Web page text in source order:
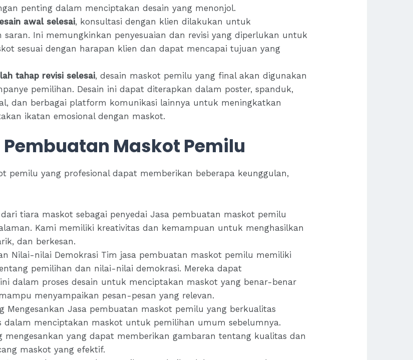
penting dalam menciptakan desain yang menonjol.
awal selesai, konsultasi dengan klien dilakukan untuk
Ini memungkinkan penyesuaian dan revisi yang diperlukan untuk
sesuai dengan harapan klien dan dapat mencapai tujuan yang
tahap revisi selesai, desain maskot pemilu yang final akan digunakan
pemilihan. Desain ini dapat diterapkan dalam poster, spanduk,
dan berbagai platform komunikasi lainnya untuk meningkatkan
ikatan emosional dengan maskot.
Maskot Pemilu
pemilu yang profesional dapat memberikan beberapa keunggulan,
tiara maskot sebagai penyedai Jasa pembuatan maskot pemilu
Kami memiliki kreativitas dan kemampuan untuk menghasilkan
dan berkesan.
Nilai-nilai Demokrasi Tim jasa pembuatan maskot pemilu memiliki
pemilihan dan nilai-nilai demokrasi. Mereka dapat
dalam proses desain untuk menciptakan maskot yang benar-benar
menyampaikan pesan-pesan yang relevan.
Mengesankan Jasa pembuatan maskot pemilu yang berkualitas
dalam menciptakan maskot untuk pemilihan umum sebelumnya.
mengesankan yang dapat memberikan gambaran tentang kualitas dan
maskot yang efektif.